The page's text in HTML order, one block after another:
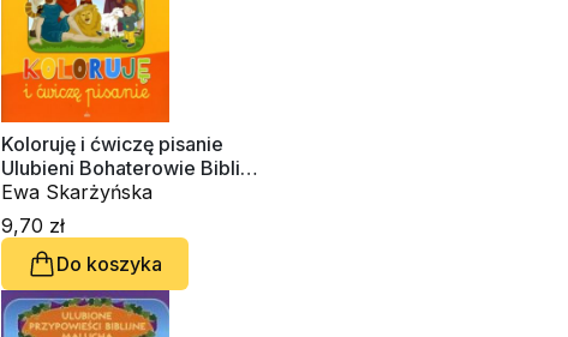
Koloruję i ćwiczę pisanie
Ulubieni Bohaterowie Biblijni
Malucha
Ewa Skarżyńska
9,70 zł
Do koszyka